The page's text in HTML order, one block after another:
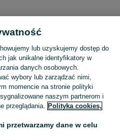
Skorzystaj z największego serwisu ogłoszeniowego - Zawiszów i okolice! Kupuj to, czego pragniesz i sprzedawaj to, czego już nie potrzebujesz! Zobacz
lub uzyskujemy dostęp do
jak unikalne identyfikatory w
danych osobowych.
wybory lub zarządzać nimi,
momencie na stronie polityki
naszym partnerom i
przeglądania. Polityka cookies,
przetwarzamy dane w celu